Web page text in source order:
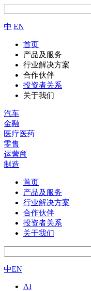
中 EN
首页
产品及服务
行业解决方案
合作伙伴
投资者关系
关于我们
汽车
金融
医疗医药
零售
运营商
制造
首页
产品及服务
行业解决方案
合作伙伴
投资者关系
关于我们
中EN
AI